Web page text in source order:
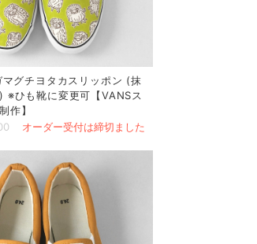
グチヨタカスリッポン (抹
※ひも靴に変更可【VANSス
作】
オーダー受付は締切ました